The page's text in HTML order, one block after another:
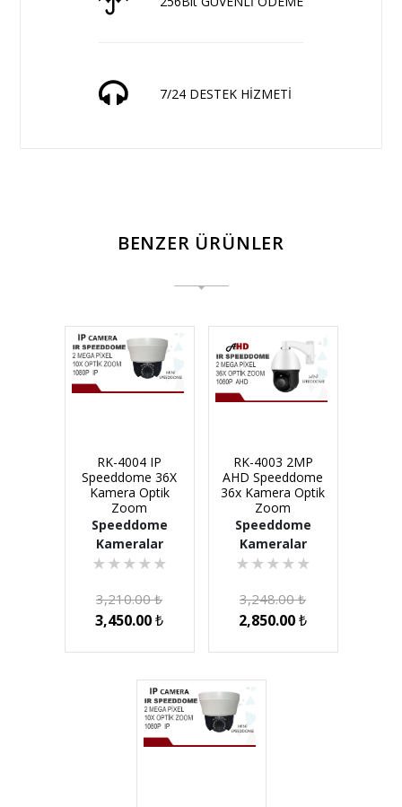
7/24 DESTEK HİZMETİ
BENZER ÜRÜNLER
RK-4004 IP
Speeddome 36X
Kamera Optik
Zoom
Speeddome
Kameralar
★ ★ ★ ★ ★
3,210.00₺
3,450.00₺
RK-4003 2MP
AHD Speeddome
36x Kamera Optik
Zoom
Speeddome
Kameralar
★ ★ ★ ★ ★
3,248.00₺
2,850.00₺